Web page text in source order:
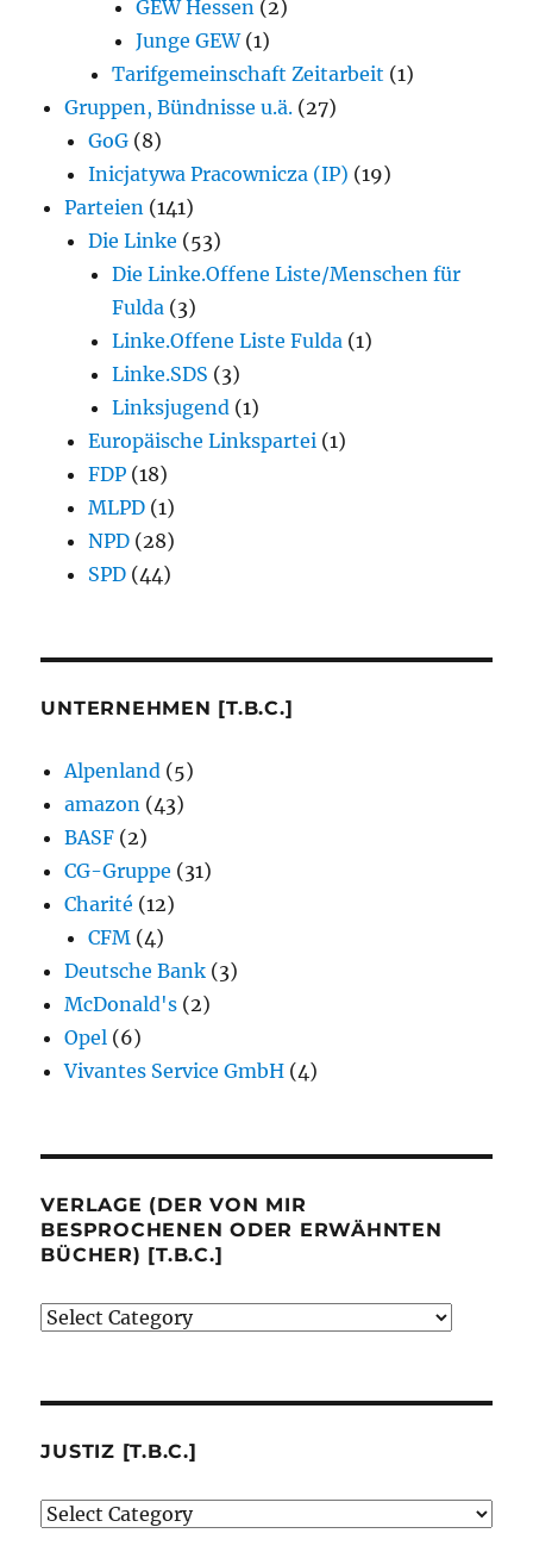
GEW Hessen (2)
Junge GEW(1)
Tarifgemeinschaft Zeitarbeit (1)
Gruppen, Bündnisse u.ä. (27)
GoG (8)
Inicjatywa Pracownicza (IP) (19)
Parteien (141)
Die Linke (53)
Die Linke.Offene Liste/Menschen für
Fulda (3)
Linke.Offene Liste Fulda (1)
Linke.SDS (3)
Linksjugend (1)
Europäische Linkspartei (1)
FDP (18)
MLPD (1)
NPD (28)
SPD (44)
UNTERNEHMEN [T.B.C.]
Alpenland (5)
amazon (43)
BASF (2)
CG-Gruppe (31)
Charité (12)
CFM (4)
Deutsche Bank (3)
McDonald's (2)
Opel (6)
Vivantes Service GmbH (4)
VERLAGE (DER VON MIR
BESPROCHENEN ODER ERWÄHNTEN
BÜCHER) [T.B.C.]
Verlage
besprochenen
erwähnten
JUSTIZ [T.B.C.]
Justiz